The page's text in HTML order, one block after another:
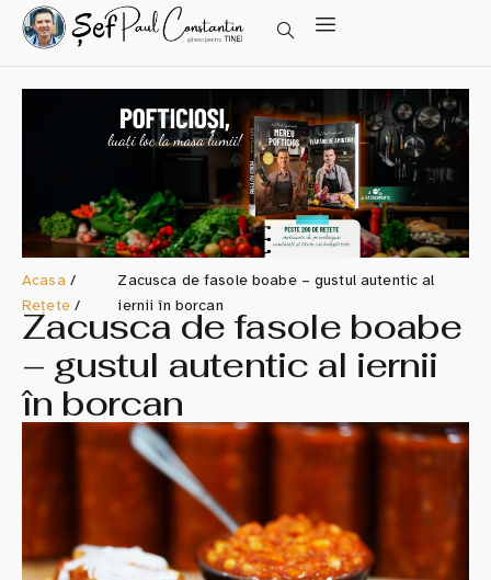
Acasa/
Rețete/
Zacusca de fasole boabe – gustul autentic al
iernii în borcan
Zacusca de fasole boabe
– gustul autentic al iernii
în borcan